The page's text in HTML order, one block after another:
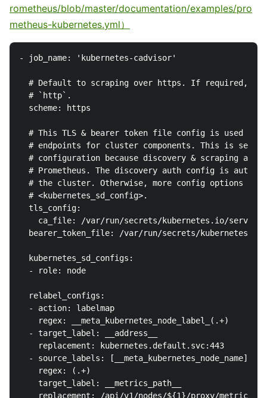
rometheus/blob/master/documentation/examples/pro
metheus-kubernetes.yml）
- job_name: 'kubernetes-cadvisor'
# Default to scraping over https. If required,
  # `http`.
  scheme: https
# This TLS & bearer token file config is used to
# endpoints for cluster components. This is
# configuration because discovery & scraping are
# Prometheus. The discovery auth config is
# the cluster. Otherwise, more config options
  # <kubernetes_sd_config>.
  tls_config:
ca_file: /var/run/secrets/kubernetes.io/
bearer_token_file: /var/run/secrets/
  kubernetes_sd_configs:
  - role: node
  relabel_configs:
  - action: labelmap
    regex: __meta_kubernetes_node_label_(.+)
  - target_label: __address__
    replacement: kubernetes.default.svc:443
  - source_labels: [__meta_kubernetes_node_name]
    regex: (.+)
    target_label: __metrics_path__